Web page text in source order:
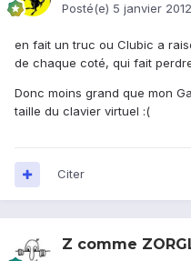
Posté(e) 5 janvier 2012
en fait un truc ou Clubic a
de chaque coté, qui fait
Donc moins grand que mon
taille du clavier virtuel :(
Citer
Z comme